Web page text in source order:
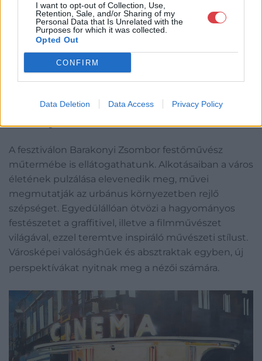
I want to opt-out of Collection, Use,
Retention, Sale, and/or Sharing of my
Personal Data that Is Unrelated with the
Purposes for which it was collected.
Opted Out
CONFIRM
Data Deletion Data Access Privacy Policy
Fajó János Műteremház. A Fajó Alapítvány jóvoltából.
„Szárnyas Fényvadász” – műteremlátogatás
Barakonyi Zsombornál
A fesztiválon Barakonyi Zsombor festőművész
műtermébe is ellátogathatunk. Alkotásaiban a város
életének pulzálása elevenedik meg, művei
megmutatják az urbánus környezetben rejlő
szépséget. Egyedülállóan ötvözi a hagyományos
festészetet a graffitivel, illetve a filmművészet
világával, ezzel teremtve inspiráló művészeti stílust.
Városképei valósághűek és absztraktak egyben, új
perspektívákat nyitnak meg a nézői számára.